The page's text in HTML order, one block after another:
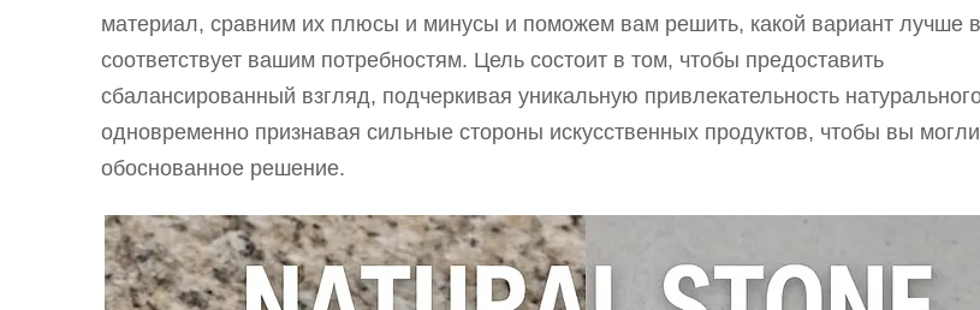
предотвращения пятен.
Искусственный камень непористый, устойчив к пятнам и не требует герметизации.
Выбор между материалами часто зависит от эстетических предпочтений и готовности к
Понимание различий между натуральным и искусственным камнем помогает
материал, сравним их плюсы и минусы и поможем вам решить, какой вариант лучше
соответствует вашим потребностям. Цель состоит в том, чтобы предоставить
сбалансированный взгляд, подчеркивая уникальную привлекательность
одновременно признавая сильные стороны искусственных продуктов, чтобы вы
обоснованное решение.